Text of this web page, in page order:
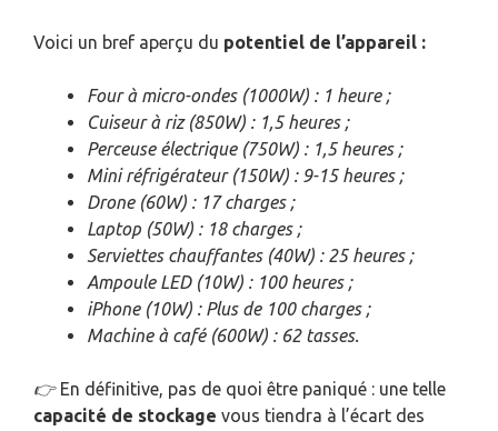
Voici un bref aperçu du potentiel de l’appareil :
Four à micro-ondes (1000W) : 1 heure ;
Cuiseur à riz (850W) : 1,5 heures ;
Perceuse électrique (750W) : 1,5 heures ;
Mini réfrigérateur (150W) : 9-15 heures ;
Drone (60W) : 17 charges ;
Laptop (50W) : 18 charges ;
Serviettes chauffantes (40W) : 25 heures ;
Ampoule LED (10W) : 100 heures ;
iPhone (10W) : Plus de 100 charges ;
Machine à café (600W) : 62 tasses.
👉En définitive, pas de quoi être paniqué : une telle
capacité de stockage vous tiendra à l’écart des